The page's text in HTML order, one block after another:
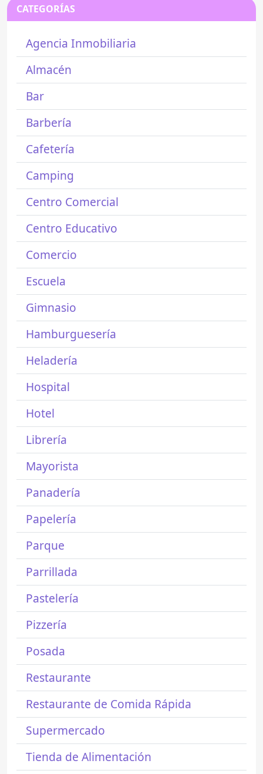
CATEGORÍAS
Agencia Inmobiliaria
Almacén
Bar
Barbería
Cafetería
Camping
Centro Comercial
Centro Educativo
Comercio
Escuela
Gimnasio
Hamburguesería
Heladería
Hospital
Hotel
Librería
Mayorista
Panadería
Papelería
Parque
Parrillada
Pastelería
Pizzería
Posada
Restaurante
Restaurante de Comida Rápida
Supermercado
Tienda de Alimentación